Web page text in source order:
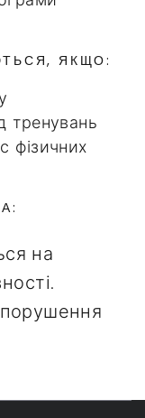
ЯКЩО:
тренувань
фізичних
на